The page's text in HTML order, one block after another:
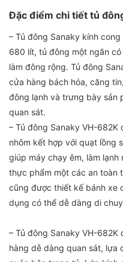
Đặc điểm chi tiết tủ
– Tủ đông Sanaky kính
680 lít, tủ đông một ngăn
làm đông rộng. Tủ đông
cửa hàng bách hóa, căng
đông lạnh và trưng bày sản
quan sát.
– Tủ đông Sanaky VH-
nhôm kết hợp với quạt lồng
giúp máy chạy êm, làm
thực phẩm một các an toàn
cũng được thiết kế bánh xe
dụng có thể dễ dàng di
– Tủ đông Sanaky VH-
hàng dễ dàng quan sát, lựa